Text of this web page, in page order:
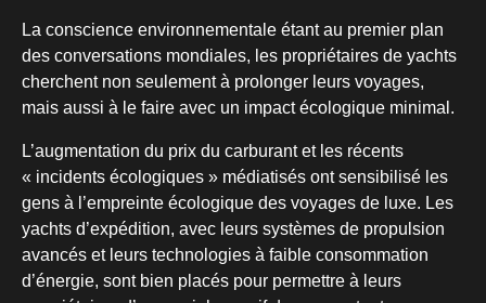
La conscience environnementale étant au premier plan
des conversations mondiales, les propriétaires de yachts
cherchent non seulement à prolonger leurs voyages,
mais aussi à le faire avec un impact écologique minimal.
L’augmentation du prix du carburant et les récents
« incidents écologiques » médiatisés ont sensibilisé les
gens à l’empreinte écologique des voyages de luxe. Les
yachts d’expédition, avec leurs systèmes de propulsion
avancés et leurs technologies à faible consommation
d’énergie, sont bien placés pour permettre à leurs